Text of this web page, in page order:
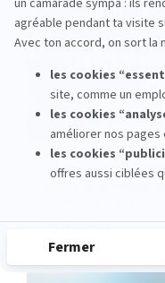
Visite des
lire la suite